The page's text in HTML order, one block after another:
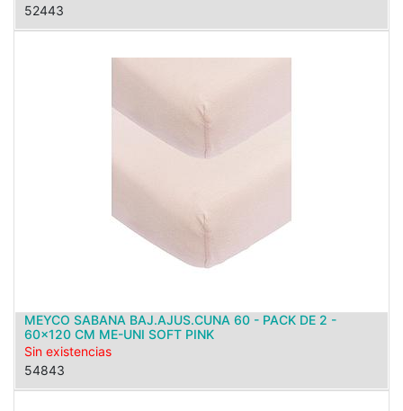
52443
MEYCO SABANA BAJ.AJUS.CUNA 60 - PACK DE 2 -
60x120 CM ME-UNI SOFT PINK
Sin existencias
54843